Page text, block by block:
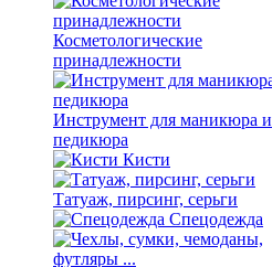
Косметологические
принадлежности
Инструмент для маникюра и
педикюра
Кисти
Татуаж, пирсинг, серьги
Спецодежда